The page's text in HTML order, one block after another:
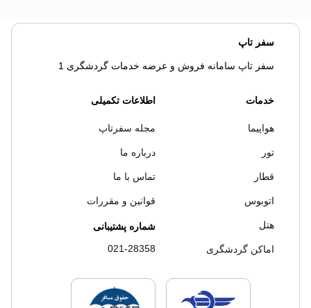
سفر تاپ
سفر تاپ سامانه فروش و عرضه خدمات گردشگری 1
خدمات
هواپیما
تور
قطار
اتوبوس
هتل
اماکن گردشگری
اطلاعات تکمیلی
مجله سفرتاپ
درباره ما
تماس با ما
قوانین و مقررات
شماره پشتیبانی
021-28358
لایسنس های فروش سفرتاپلایسنس های